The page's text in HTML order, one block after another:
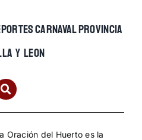
CARNAVALPROVINCIA
Y LEON
Oración del Huerto es la